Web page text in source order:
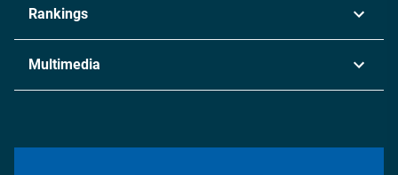
Chemie
Metall
Energie
Rankings
Multimedia